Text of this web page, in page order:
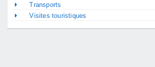
Transports
Visites touristiques